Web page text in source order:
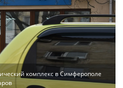
комплекс в Симферополе